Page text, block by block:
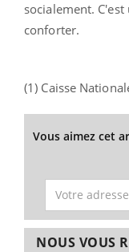
socialement.
conforter.
(1) Caisse
Vous aimez cet
NOUS VOUS